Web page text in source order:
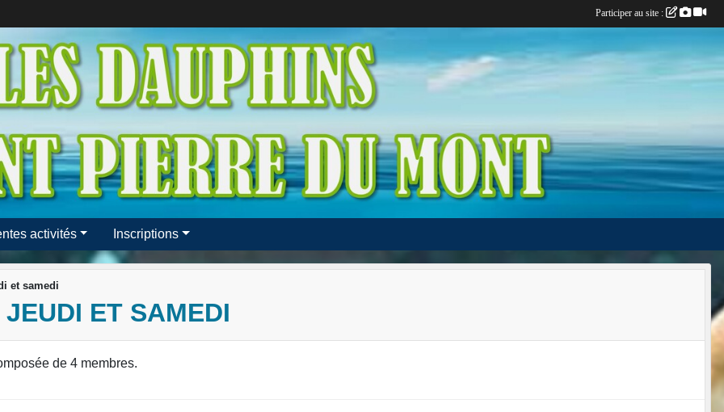
activités Inscriptions
et samedi
ET SAMEDI
de 4 membres.
Participer au site :